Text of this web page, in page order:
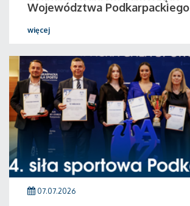
Województwa Podkarpackiego
więcej
07.07.2026